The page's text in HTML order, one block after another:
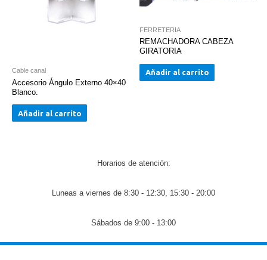
Cable canal
Accesorio Ángulo Externo 40×40
Blanco.
Añadir al carrito
FERRETERIA
REMACHADORA CABEZA
GIRATORIA
Añadir al carrito
Horarios de atención:
Luneas a viernes de 8:30 - 12:30, 15:30 - 20:00
Sábados de 9:00 - 13:00